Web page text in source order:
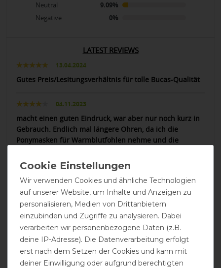
Neutral
9.09%
Negative
0%
LATEST REVIEWS
13.04.2024
Gutes Preis/Lesitungsverhältnis für tolle Bucas-Qualität
04.11.2023
macht einen guten Eindruck, war aber nur noch kurz in
Gebrauch. Endlich mal längere Ohren, da ich die
Ponymasken für Warmblutfohlen nehme und die
Stirn-/Augenfreiheit dürfte großzügiger sein.
08.05.2018
Fällt sehr groß aus, für ein 1,30 m Stochmaß Pony passte
XS, was mich sehr überrascht hat. Ansonsten gute
Passform!
Wir verwenden Cookies und ähnliche Technologien
auf unserer Website, um Inhalte und Anzeigen zu
personalisieren, Medien von Drittanbietern
einzubinden und Zugriffe zu analysieren. Dabei
verarbeiten wir personenbezogene Daten (z.B.
deine IP-Adresse). Die Datenverarbeitung erfolgt
erst nach dem Setzen der Cookies und kann mit
deiner Einwilligung oder aufgrund berechtigten